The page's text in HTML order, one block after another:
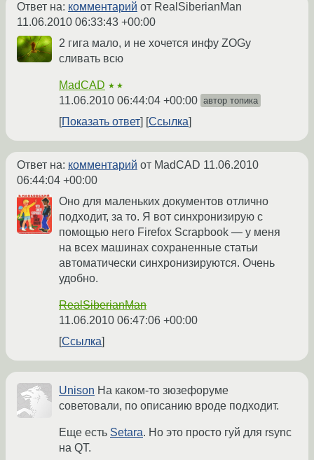
Ответ на: комментарий от RealSiberianMan
11.06.2010 06:33:43 +00:00
2 гига мало, и не хочется инфу ZOGу
сливать всю
MadCAD ★★
11.06.2010 06:44:04 +00:00 автор топика
Показать ответ Ссылка
Ответ на: комментарий от MadCAD 11.06.2010
06:44:04 +00:00
Оно для маленьких документов отлично
подходит, за то. Я вот синхронизирую с
помощью него Firefox Scrapbook — у меня
на всех машинах сохраненные статьи
автоматически синхронизируются. Очень
удобно.
RealSiberianMan
11.06.2010 06:47:06 +00:00
Ссылка
Unison На каком-то зюзефоруме
советовали, по описанию вроде подходит.
Еще есть Setara. Но это просто гуй для rsync
на QT.